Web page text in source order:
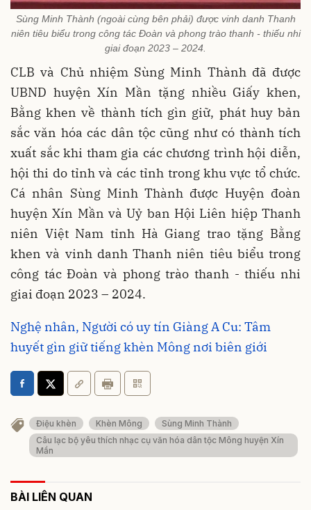
Sùng Minh Thành (ngoài cùng bên phải) được vinh danh Thanh
niên tiêu biểu trong công tác Đoàn và phong trào thanh - thiếu nhi
giai đoạn 2023 – 2024.
CLB và Chủ nhiệm Sùng Minh Thành đã được
UBND huyện Xín Mần tặng nhiều Giấy khen,
Bằng khen về thành tích gìn giữ, phát huy bản
sắc văn hóa các dân tộc cũng như có thành tích
xuất sắc khi tham gia các chương trình hội diễn,
hội thi do tỉnh và các tỉnh trong khu vực tổ chức.
Cá nhân Sùng Minh Thành được Huyện đoàn
huyện Xín Mần và Uỷ ban Hội Liên hiệp Thanh
niên Việt Nam tỉnh Hà Giang trao tặng Bằng
khen và vinh danh Thanh niên tiêu biểu trong
công tác Đoàn và phong trào thanh - thiếu nhi
giai đoạn 2023 – 2024.
Nghệ nhân, Người có uy tín Giàng A Cu: Tâm
huyết gìn giữ tiếng khèn Mông nơi biên giới
Điệu khèn Khèn Mông
Sùng Minh Thành
Câu lạc bộ yêu thích nhạc cụ văn hóa dân tộc Mông huyện Xín
Mần
BÀI LIÊN QUAN